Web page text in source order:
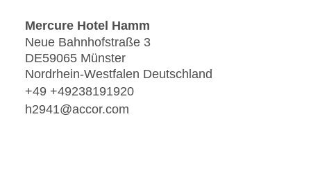
Mercure Hotel Hamm
Neue Bahnhofstraße 3
DE59065 Münster
Nordrhein-Westfalen Deutschland
+49 +49238191920
h2941@accor.com